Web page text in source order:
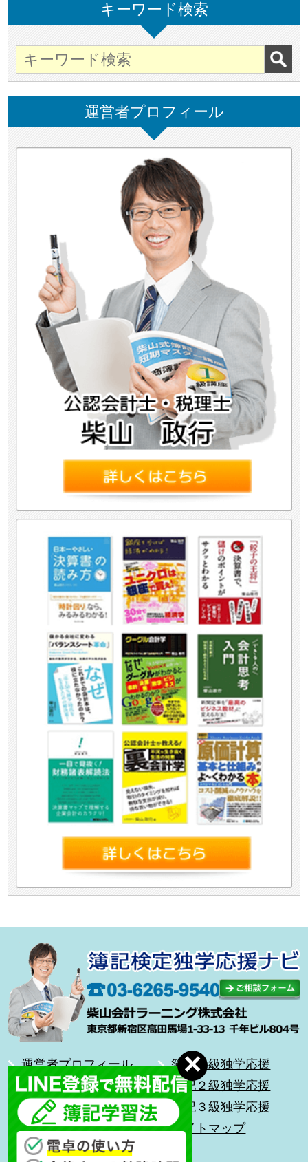
キーワード検索
運営者プロフィール
運営者プロフィール
合格体験記
無料メール講座
前を向いて歩こう
キッズ簿記
簿記１級独学応援
簿記２級独学応援
簿記３級独学応援
サイトマップ